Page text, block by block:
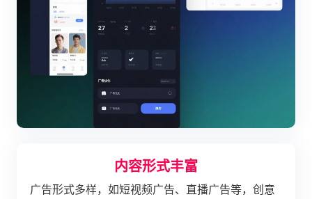
内容形式丰富
广告形式多样，如短视频广告、直播广告等，创意